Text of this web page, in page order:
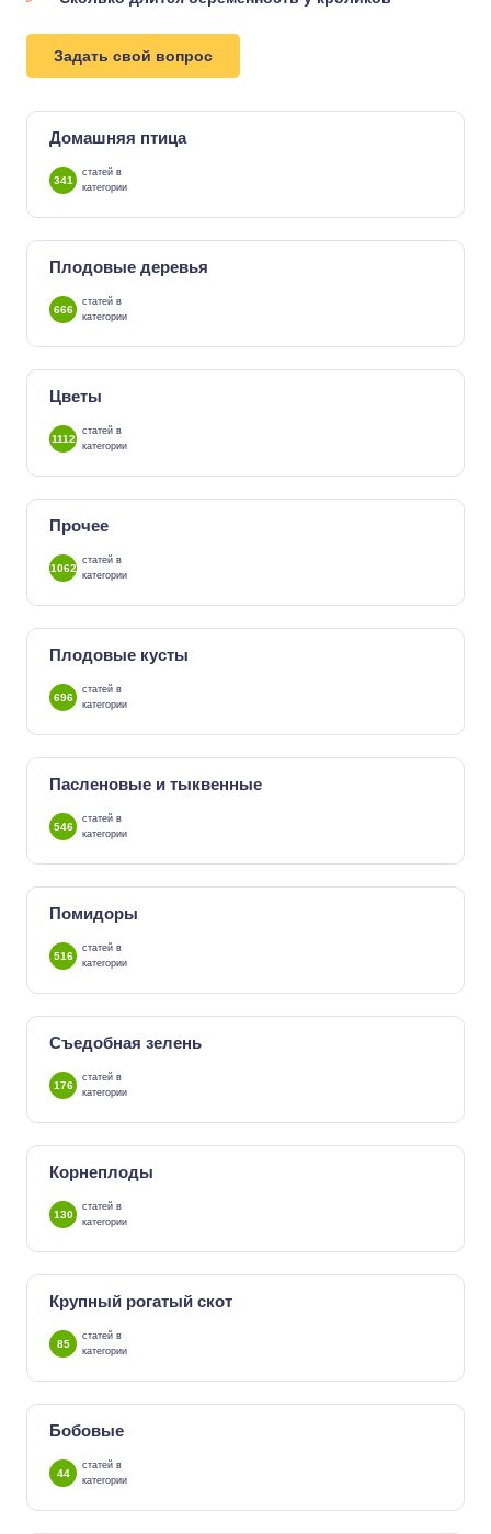
Задать свой вопрос
Домашняя птица
341
статей в
категории
Плодовые деревья
666
статей в
категории
Цветы
1112
статей в
категории
Прочее
1062
статей в
категории
Плодовые кусты
696
статей в
категории
Пасленовые и тыквенные
546
статей в
категории
Помидоры
516
статей в
категории
Съедобная зелень
176
статей в
категории
Корнеплоды
130
статей в
категории
Крупный рогатый скот
85
статей в
категории
Бобовые
44
статей в
категории